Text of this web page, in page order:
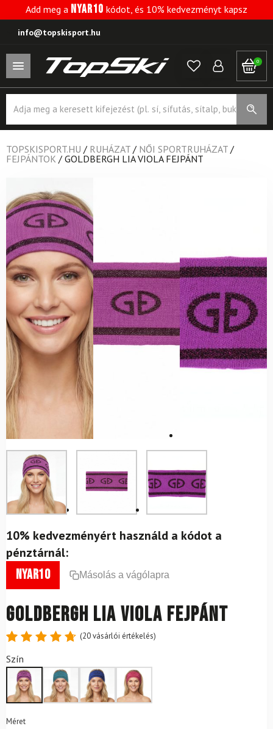
Add meg a NYAR10 kódot, és 10% kedvezményt kapsz
info@topskisport.hu
0
search
TOPSKISPORT.HU / RUHÁZAT / NŐI SPORTRUHÁZAT /
FEJPÁNTOK / GOLDBERGH LIA VIOLA FEJPÁNT
10% kedvezményért használd a kódot a
pénztárnál:
nyar10 Másolás a vágólapra
GOLDBERGH Lia Viola fejpánt
4.8
ből,
értékelés
alapján
(20vásárlói értékelés)
Szín
Méret